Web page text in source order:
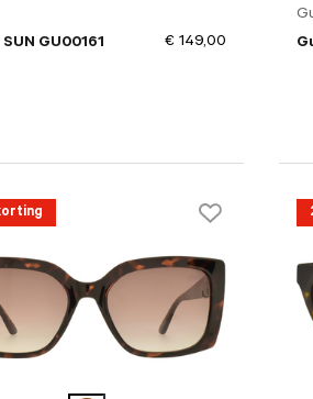
SUN GU00161
€ 149,00